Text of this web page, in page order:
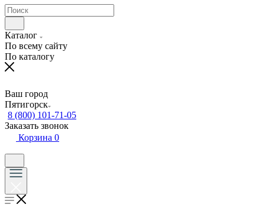
Каталог
По всему сайту
По каталогу
Ваш город
Пятигорск
8 (800) 101-71-05
Заказать звонок
Корзина 0